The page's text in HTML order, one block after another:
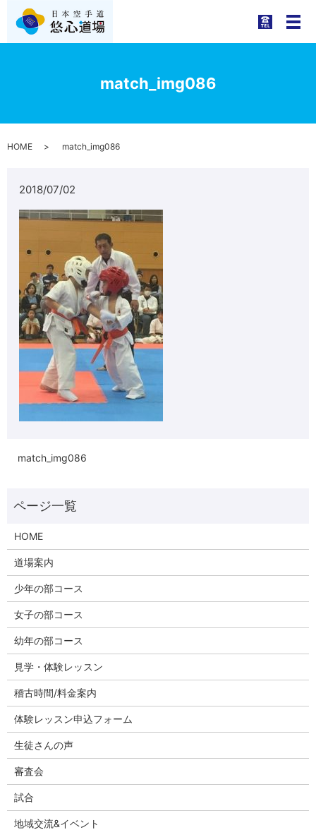
メ
match_img086
HOME match_img086
2018/07/02
match_img086
HOME
道場案内
少年の部コース
女子の部コース
幼年の部コース
見学・体験レッスン
稽古時間/料金案内
体験レッスン申込フォーム
生徒さんの声
審査会
試合
地域交流&イベント